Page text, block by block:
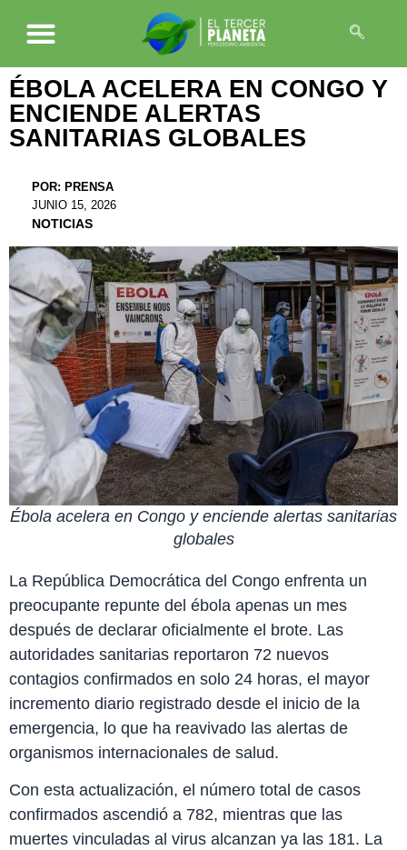
ÉBOLA ACELERA EN CONGO Y
ENCIENDE ALERTAS
SANITARIAS GLOBALES
POR: PRENSA
JUNIO 15, 2026
NOTICIAS
Ébola acelera en Congo y enciende alertas sanitarias
globales
La República Democrática del Congo enfrenta un
preocupante repunte del ébola apenas un mes
después de declarar oficialmente el brote. Las
autoridades sanitarias reportaron 72 nuevos
contagios confirmados en solo 24 horas, el mayor
incremento diario registrado desde el inicio de la
emergencia, lo que ha reavivado las alertas de
organismos internacionales de salud.
Con esta actualización, el número total de casos
confirmados ascendió a 782, mientras que las
muertes vinculadas al virus alcanzan ya las 181. La